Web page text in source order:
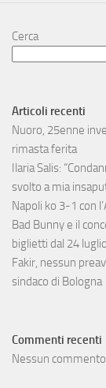
Cerca
Articoli recenti
Nuoro, 25enne
rimasta ferita
Ilaria Salis:
svolto a mia
Napoli ko 3-1 con
Bad Bunny e il
biglietti dal 24 luglio
Fakir, nessun
sindaco di Bologna
Commenti recenti
Nessun